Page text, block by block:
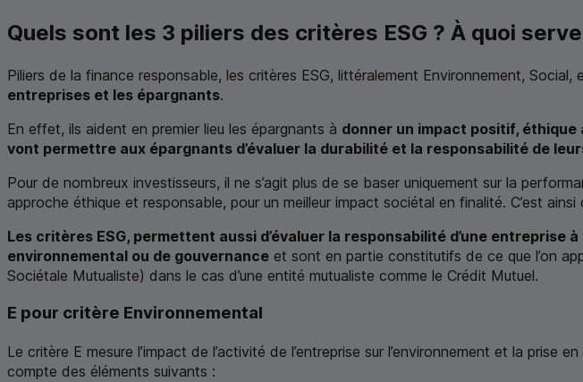
Quels sont les 3 piliers des critères ESG ? À quoi
Piliers de la finance responsable, les critères ESG, littéralement Environnement,
entreprises et les épargnants.
En effet, ils aident en premier lieu les épargnants à donner un impact positif,
vont permettre aux épargnants d’évaluer la durabilité et la responsabilité de
Pour de nombreux investisseurs, il ne s’agit plus de se baser uniquement sur la
approche éthique et responsable, pour un meilleur impact sociétal en finalité. C’est
Les critères ESG, permettent aussi d’évaluer la responsabilité d’une
environnemental ou de gouvernance et sont en partie constitutifs de ce que l’on
Sociétale Mutualiste) dans le cas d’une entité mutualiste comme le Crédit Mutuel.
E pour critère Environnemental
Le critère E mesure l’impact de l’activité de l’entreprise sur l’environnement et la
compte des éléments suivants :